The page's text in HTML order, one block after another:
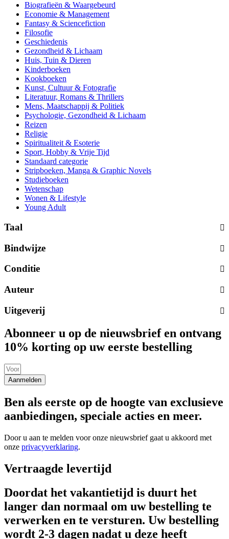
Biografieën & Waargebeurd
Economie & Management
Fantasy & Sciencefiction
Filosofie
Geschiedenis
Gezondheid & Lichaam
Huis, Tuin & Dieren
Kinderboeken
Kookboeken
Kunst, Cultuur & Fotografie
Literatuur, Romans & Thrillers
Mens, Maatschappij & Politiek
Psychologie, Gezondheid & Lichaam
Reizen
Religie
Spiritualiteit & Esoterie
Sport, Hobby & Vrije Tijd
Standaard categorie
Stripboeken, Manga & Graphic Novels
Studieboeken
Wetenschap
Wonen & Lifestyle
Young Adult
Taal
Bindwijze
Conditie
Auteur
Uitgeverij
Abonneer u op de nieuwsbrief en ontvang
10% korting op uw eerste bestelling
Aanmelden
Ben als eerste op de hoogte van exclusieve
aanbiedingen, speciale acties en meer.
Door u aan te melden voor onze nieuwsbrief gaat u akkoord met
onze privacyverklaring.
Vertraagde levertijd
Doordat het vakantietijd is duurt het
langer dan normaal om uw bestelling te
verwerken en te versturen. Uw bestelling
wordt 2-3 dagen nadat u deze heeft